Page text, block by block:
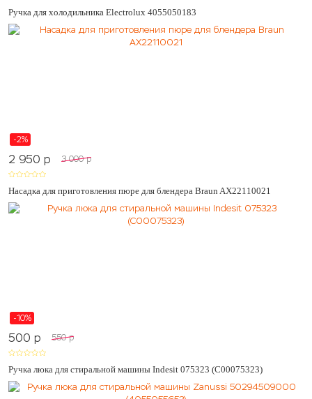
Ручка для холодильника Electrolux 4055050183
-2%
2 950 p 3 000 p
Насадка для приготовления пюре для блендера Braun AX22110021
-10%
500 p 550 p
Ручка люка для стиральной машины Indesit 075323 (C00075323)